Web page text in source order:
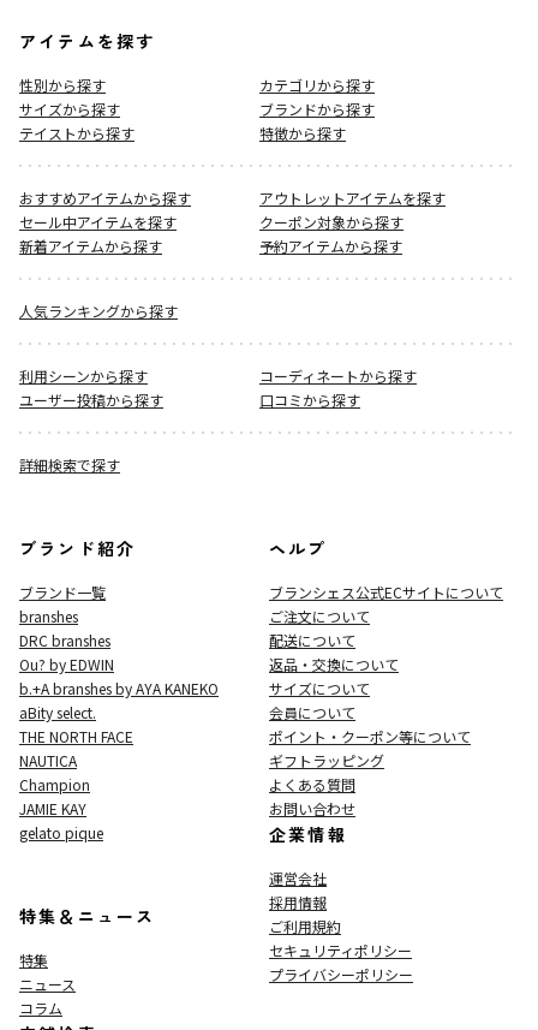
アイテムを探す
性別から探す
カテゴリから探す
サイズから探す
ブランドから探す
テイストから探す
特徴から探す
おすすめアイテムから探す
アウトレットアイテムを探す
セール中アイテムを探す
クーポン対象から探す
新着アイテムから探す
予約アイテムから探す
人気ランキングから探す
利用シーンから探す
コーディネートから探す
ユーザー投稿から探す
口コミから探す
詳細検索で探す
ブランド紹介
ブランド一覧
branshes
DRC branshes
Ou? by EDWIN
b.+A branshes by AYA KANEKO
aBity select.
THE NORTH FACE
NAUTICA
Champion
JAMIE KAY
gelato pique
特集＆ニュース
特集
ニュース
コラム
ヘルプ
ブランシェス公式ECサイトについて
ご注文について
配送について
返品・交換について
サイズについて
会員について
ポイント・クーポン等について
ギフトラッピング
よくある質問
お問い合わせ
企業情報
運営会社
採用情報
ご利用規約
セキュリティポリシー
プライバシーポリシー